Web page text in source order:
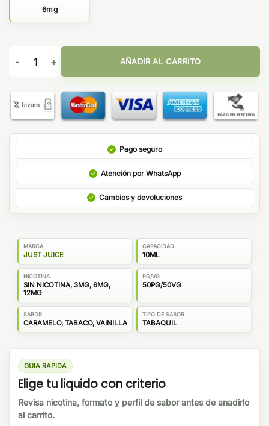
6mg
Vanilla Toffee 10ml 50/50 - Just Juice Tobacco Club cantidad
AÑADIR AL CARRITO
Pago seguro
Atención por WhatsApp
Cambios y devoluciones
MARCA
JUST JUICE
CAPACIDAD
10ML
NICOTINA
SIN NICOTINA, 3MG, 6MG,
12MG
PG/VG
50PG/50VG
SABOR
CARAMELO, TABACO, VAINILLA
TIPO DE SABOR
TABAQUIL
GUIA RAPIDA
Elige tu liquido con criterio
Revisa nicotina, formato y perfil de sabor antes de anadirlo
al carrito.